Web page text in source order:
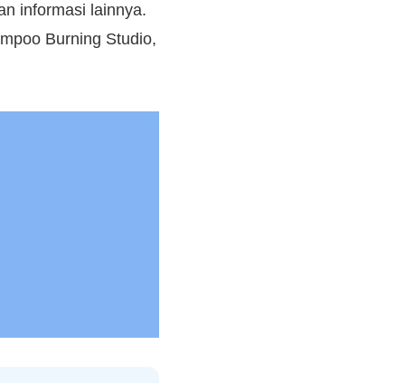
informasi lainnya.
Burning Studio,